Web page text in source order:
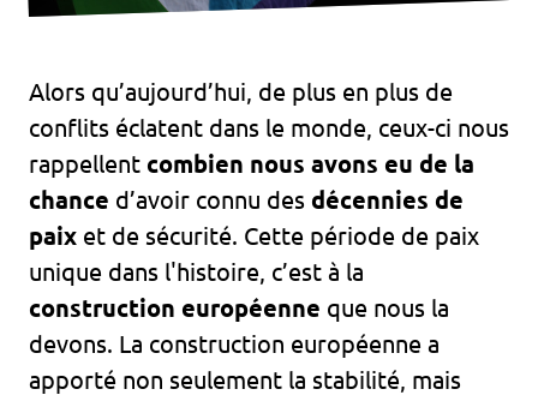
Alors qu’aujourd’hui, de plus en plus de
conflits éclatent dans le monde, ceux-ci nous
rappellent combien nous avons eu de la
chance d’avoir connu des décennies de
paix et de sécurité. Cette période de paix
unique dans l'histoire, c’est à la
construction européenne que nous la
devons. La construction européenne a
apporté non seulement la stabilité, mais